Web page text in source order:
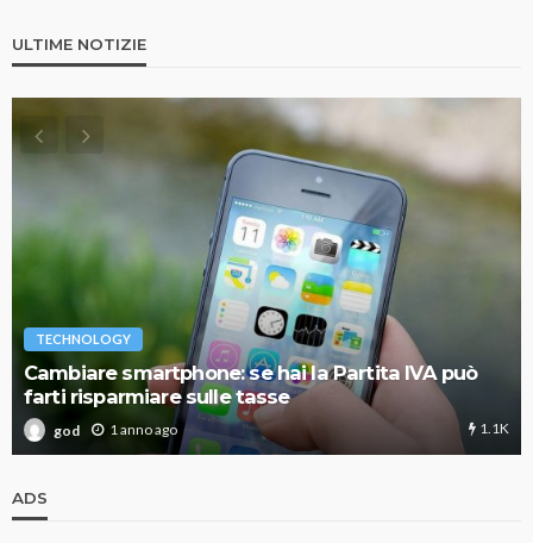
ULTIME NOTIZIE
TECHNOLOGY
Cambiare smartphone: se hai la Partita IVA può
farti risparmiare sulle tasse
god 1 anno ago 1.1K
ADS